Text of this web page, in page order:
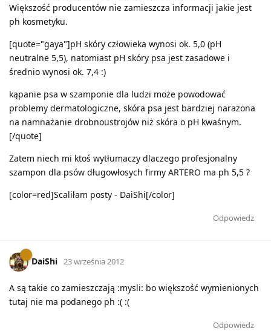
Większość producentów nie zamieszcza informacji jakie jest
ph kosmetyku.
[quote="gaya"]pH skóry człowieka wynosi ok. 5,0 (pH
neutralne 5,5), natomiast pH skóry psa jest zasadowe i
średnio wynosi ok. 7,4 :)
kąpanie psa w szamponie dla ludzi może powodować
problemy dermatologiczne, skóra psa jest bardziej narażona
na namnażanie drobnoustrojów niż skóra o pH kwaśnym.
[/quote]
Zatem niech mi ktoś wytłumaczy dlaczego profesjonalny
szampon dla psów długowłosych firmy ARTERO ma ph 5,5 ?
[color=red]Scaliłam posty - DaiShi[/color]
Odpowiedz
DaiShi 23 września 2012
A są takie co zamieszczają :mysli: bo większość wymienionych
tutaj nie ma podanego ph :( :(
Odpowiedz